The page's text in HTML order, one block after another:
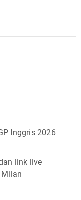
Inggris 2026
link live
Milan